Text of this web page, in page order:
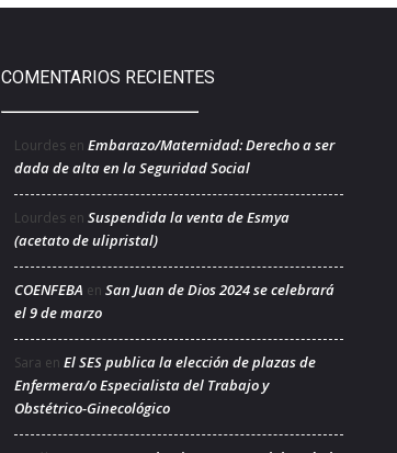
COMENTARIOS RECIENTES
Lourdes en Embarazo/Maternidad: Derecho a ser
dada de alta en la Seguridad Social
Lourdes en Suspendida la venta de Esmya
(acetato de ulipristal)
COENFEBA en San Juan de Dios 2024 se celebrará
el 9 de marzo
Sara en El SES publica la elección de plazas de
Enfermera/o Especialista del Trabajo y
Obstétrico-Ginecológico